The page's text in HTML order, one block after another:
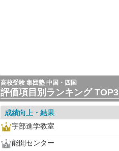
高校受験 集団塾 中国・四国
評価項目別ランキング TOP3
成績向上・結果
宇部進学教室
能開センター